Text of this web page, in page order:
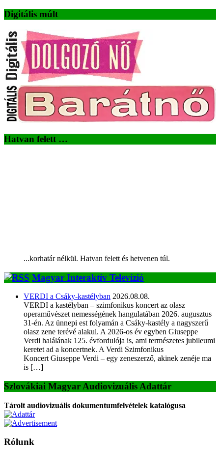
Digitális múlt
Hatvan felett …
...korhatár nélkül. Hatvan felett és hetvenen túl.
Magyar Interaktív Televízió
VERDI a Csáky-kastélyban 2026.08.08.
VERDI a kastélyban – szimfonikus koncert az olasz
operaművészet nemességének hangulatában 2026. augusztus
31-én. Az ünnepi est folyamán a Csáky-kastély a nagyszerű
olasz zene terévé alakul. A 2026-os év egyben Giuseppe
Verdi halálának 125. évfordulója is, ami természetes jubileumi
keretet ad a koncertnek. A Verdi Szimfonikus
Koncert Giuseppe Verdi – egy zeneszerző, akinek zenéje ma
is […]
Szlovákiai Magyar Audiovizuális Adattár
Tárolt audiovizuális dokumentumfelvételek katalógusa
Rólunk